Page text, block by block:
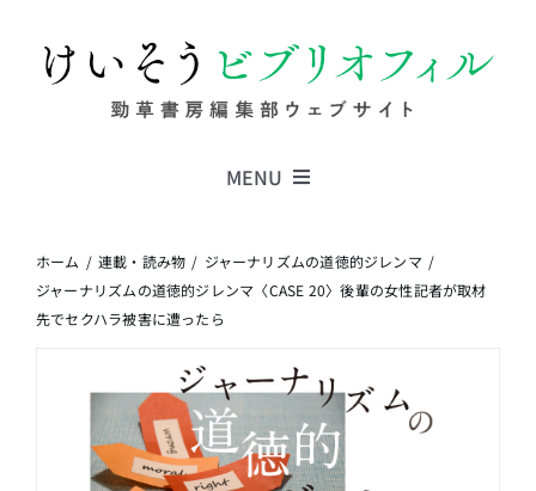
content
MENU
ホーム 連載・読み物
ジャーナリズムの道徳的ジレンマ
ジャーナリズムの道徳的ジレンマ〈CASE 20〉後輩の女性記者が取材
先でセクハラ被害に遭ったら